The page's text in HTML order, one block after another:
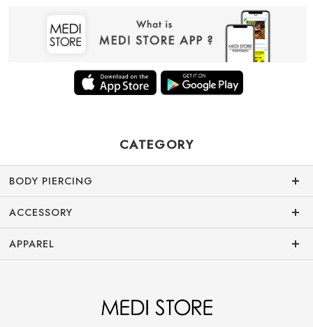
CATEGORY
BODY PIERCING
ACCESSORY
APPAREL